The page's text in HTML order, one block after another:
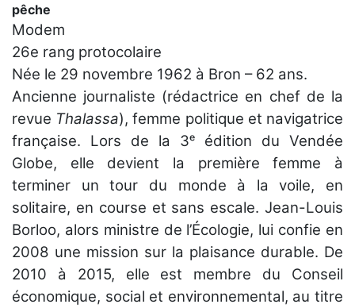
pêche
Modem
26e rang protocolaire
Née le 29 novembre 1962 à Bron – 62 ans.
Ancienne journaliste (rédactrice en chef de la
revue Thalassa), femme politique et navigatrice
française. Lors de la 3ᵉ édition du Vendée
Globe, elle devient la première femme à
terminer un tour du monde à la voile, en
solitaire, en course et sans escale. Jean-Louis
Borloo, alors ministre de l’Écologie, lui confie en
2008 une mission sur la plaisance durable. De
2010 à 2015, elle est membre du Conseil
économique, social et environnemental, au titre